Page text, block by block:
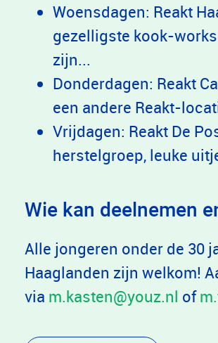
Woensdagen: Reakt
gezelligste kook-
zijn...
Donderdagen: Reakt
een andere Reakt-
Vrijdagen: Reakt De
herstelgroep, leuke
Wie kan deelnemen
Alle jongeren onder de 30
Haaglanden zijn welkom!
via m.kasten@youz.nl of